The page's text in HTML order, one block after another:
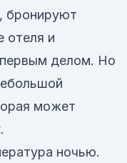
бронируют
отеля и
делом. Но
может
ночью.